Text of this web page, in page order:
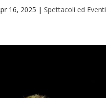
16, 2025 |Spettacoli ed Eventi